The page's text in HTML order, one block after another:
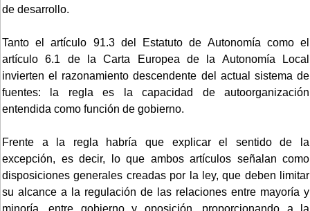
de desarrollo.
Tanto el artículo 91.3 del Estatuto de Autonomía como el
artículo 6.1 de la Carta Europea de la Autonomía Local
invierten el razonamiento descendente del actual sistema de
fuentes: la regla es la capacidad de autoorganización
entendida como función de gobierno.
Frente a la regla habría que explicar el sentido de la
excepción, es decir, lo que ambos artículos señalan como
disposiciones generales creadas por la ley, que deben limitar
su alcance a la regulación de las relaciones entre mayoría y